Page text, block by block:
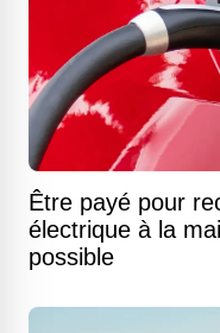
Être payé pour
électrique à la
possible